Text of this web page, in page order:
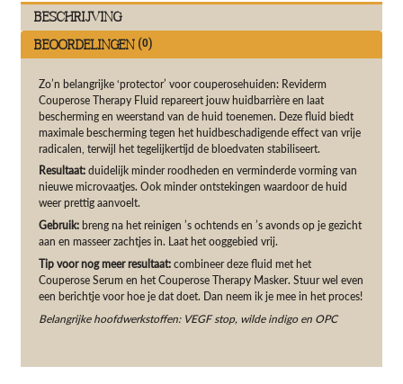
Beschrijving
Beoordelingen (0)
Zo’n belangrijke ‘protector’ voor couperosehuiden: Reviderm
Couperose Therapy Fluid repareert jouw huidbarrière en laat
bescherming en weerstand van de huid toenemen. Deze fluid biedt
maximale bescherming tegen het huidbeschadigende effect van vrije
radicalen, terwijl het tegelijkertijd de bloedvaten stabiliseert.
Resultaat: duidelijk minder roodheden en verminderde vorming van
nieuwe microvaatjes. Ook minder ontstekingen waardoor de huid
weer prettig aanvoelt.
Gebruik: breng na het reinigen ’s ochtends en ’s avonds op je gezicht
aan en masseer zachtjes in. Laat het ooggebied vrij.
Tip voor nog meer resultaat: combineer deze fluid met het
Couperose Serum en het Couperose Therapy Masker. Stuur wel even
een berichtje voor hoe je dat doet. Dan neem ik je mee in het proces!
Belangrijke hoofdwerkstoffen: VEGF stop, wilde indigo en OPC